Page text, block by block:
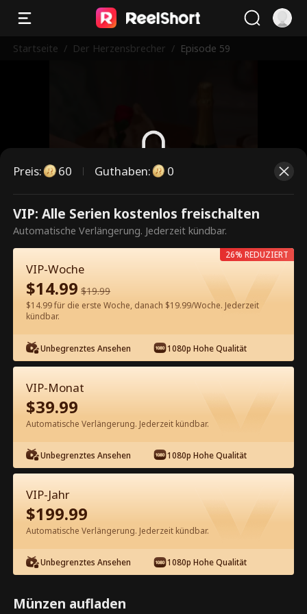
Startseite / Der Herzensbrecher / Episode 59
Dies ist eine kostenpflichtige
Episode. Bitte entsperren, um
weiterzusehen.
60Jetzt entsperren
Kostenlos in der App ansehen
Episode 59 - Der Herzensbrecher
Kompletter Film
1-50 51-67
59 60 62 63
Preis: 60 Guthaben: 0
VIP: Alle Serien kostenlos freischalten
Automatische Verlängerung. Jederzeit kündbar.
VIP-Woche
$14.99 $19.99
$14.99 für die erste Woche, danach $19.99/Woche. Jederzeit
kündbar.
Unbegrenztes Ansehen 1080p Hohe Qualität
26% REDUZIERT
VIP-Monat
$39.99
Automatische Verlängerung. Jederzeit kündbar.
Unbegrenztes Ansehen 1080p Hohe Qualität
VIP-Jahr
$199.99
Automatische Verlängerung. Jederzeit kündbar.
Unbegrenztes Ansehen 1080p Hohe Qualität
Münzen aufladen